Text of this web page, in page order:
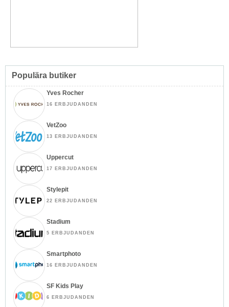
Populära butiker
Yves Rocher
16 ERBJUDANDEN
VetZoo
13 ERBJUDANDEN
Uppercut
17 ERBJUDANDEN
Stylepit
22 ERBJUDANDEN
Stadium
5 ERBJUDANDEN
Smartphoto
16 ERBJUDANDEN
SF Kids Play
6 ERBJUDANDEN